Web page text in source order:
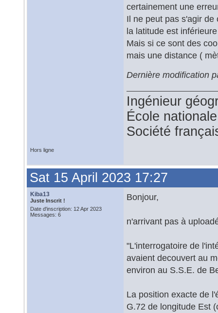
certainement une
Il ne peut pas s'agir
la latitude est
Mais si ce sont des
mais une distance (
Dernière modification
Ingénieur
École
Société
Hors ligne
Sat 15 April 2023 17:27
Kiba13
Juste Inscrit !
Date d'inscription: 12 Apr 2023
Messages: 6
Bonjour,
n'arrivant pas à
"L'interrogatoire de
avaient decouvert au
environ au S.S.E. de
La position exacte de
G.72 de longitude Est